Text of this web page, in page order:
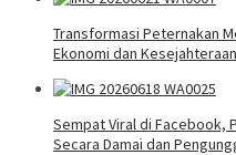
Transformasi Peternakan
Ekonomi dan
Sempat Viral di Facebook,
Secara Damai dan